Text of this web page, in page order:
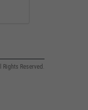
Rights Reserved.